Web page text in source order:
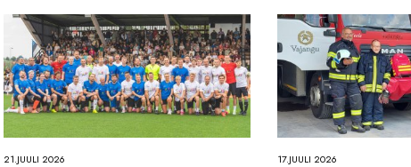
21.JUULI 2026 17.JUULI 2026